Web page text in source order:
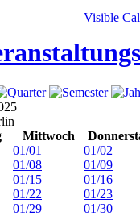
Visible
Mittwoch
01/01 01/02
01/08 01/09
01/15 01/16
01/22 01/23
01/29 01/30